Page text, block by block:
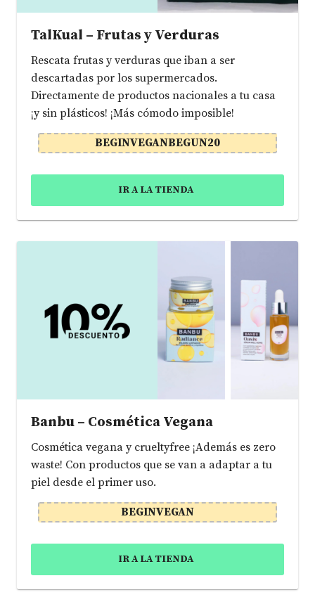
TalKual – Frutas y Verduras
Rescata frutas y verduras que iban a ser
descartadas por los supermercados.
Directamente de productos nacionales a tu casa
¡y sin plásticos! ¡Más cómodo imposible!
BEGINVEGANBEGUN20
IR A LA TIENDA
Banbu – Cosmética Vegana
Cosmética vegana y crueltyfree ¡Además es zero
waste! Con productos que se van a adaptar a tu
piel desde el primer uso.
BEGINVEGAN
IR A LA TIENDA